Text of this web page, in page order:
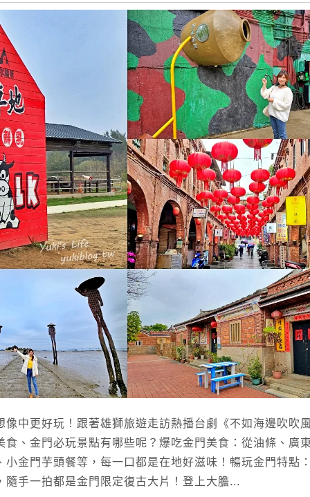
中更好玩！跟著雄獅旅遊走訪熱播台劇《不如海邊吹吹風
、金門必玩景點有哪些呢？爆吃金門美食：從油條、廣
金門芋頭餐等，每一口都是在地好滋味！暢玩金門特點
手一拍都是金門限定復古大片！登上大膽...